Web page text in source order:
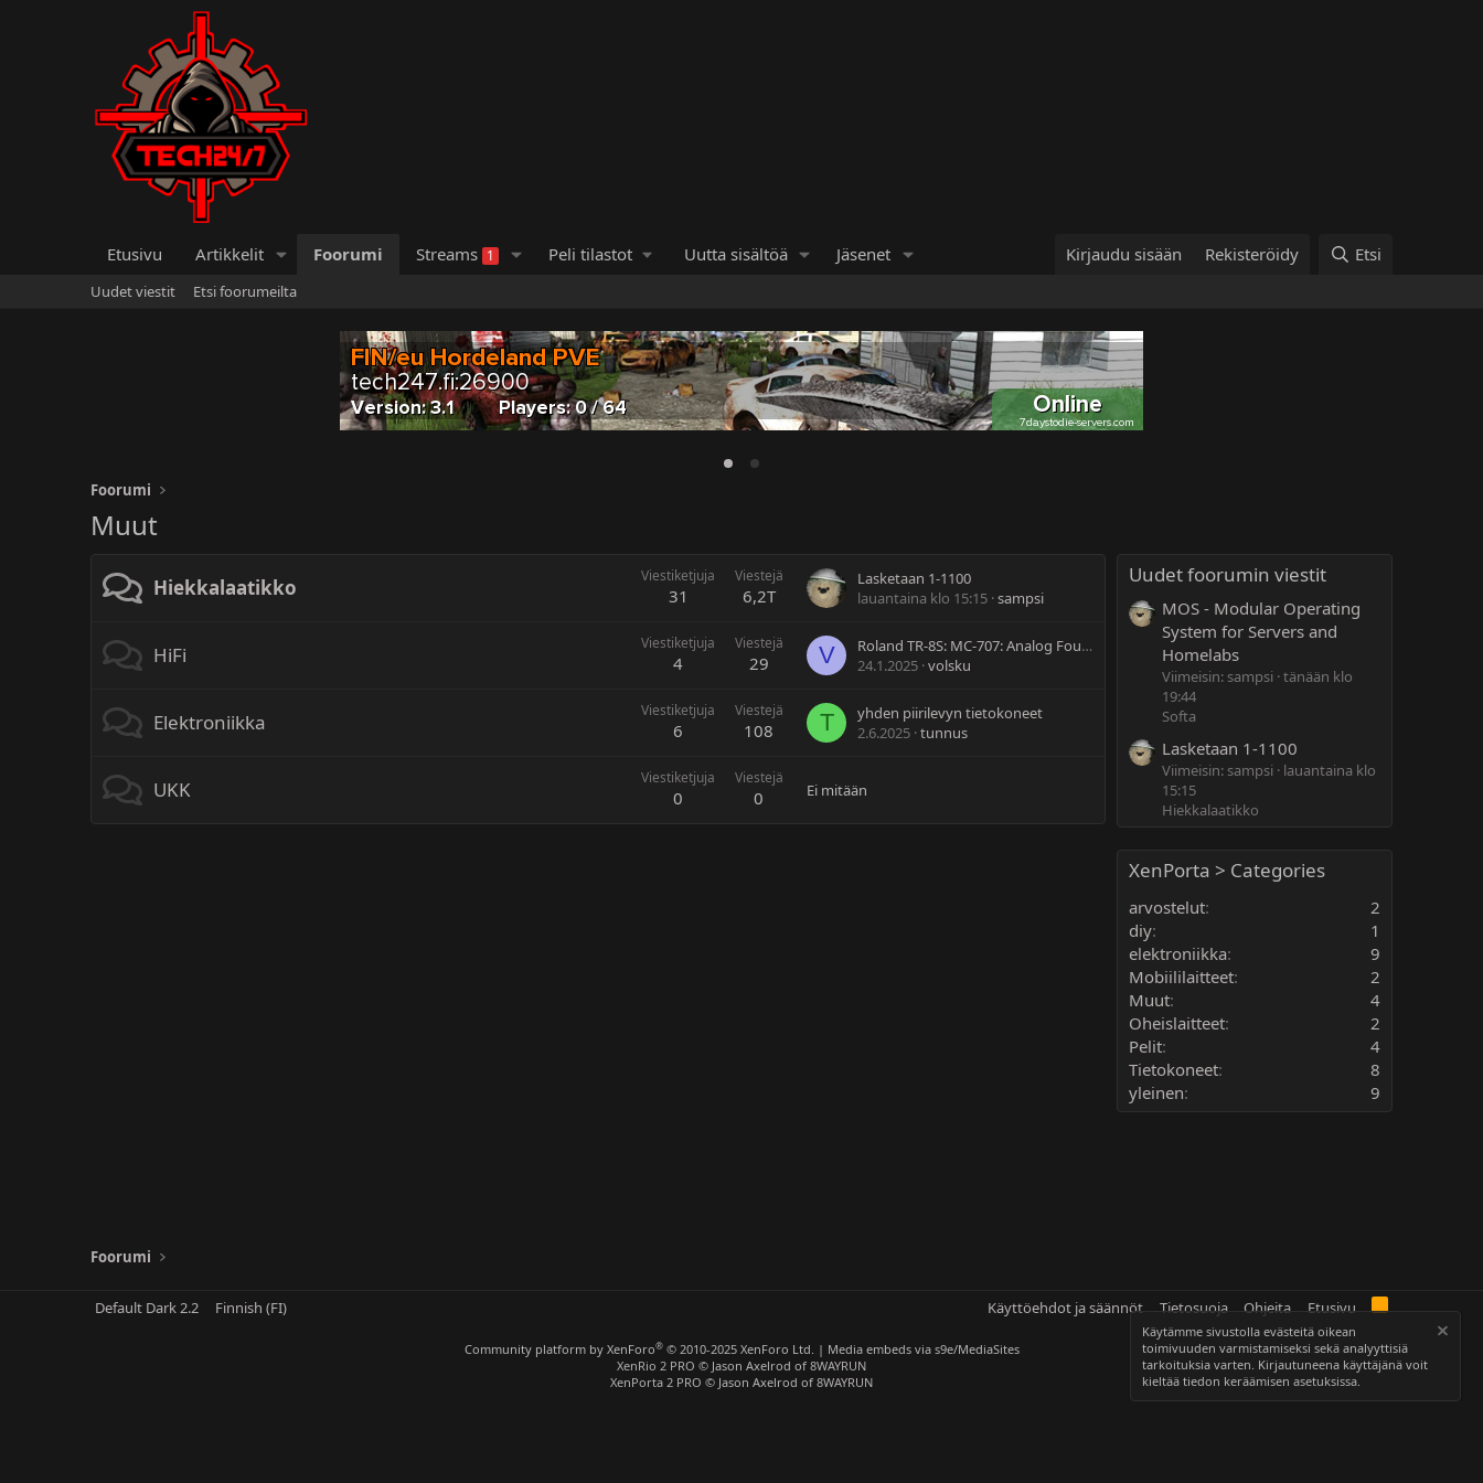
Etusivu Artikkelit Foorumi Streams 1 Peli tilastot Uutta sisältöä Jäsenet Kirjaudu sisään Rekisteröidy Etsi
Uudet viestit Etsi foorumeilta
Foorumi
Muut
Hiekkalaatikko Viestiketjuja
31
Viestejä
6,2T
Lasketaan 1-1100
lauantaina klo 15:15 sampsi
HiFi Viestiketjuja
4
Viestejä
29 V
Roland TR-8S: MC-707: Analog Four MK2: System-1
24.1.2025 volsku
Elektroniikka Viestiketjuja
6
Viestejä
108 T
yhden piirilevyn tietokoneet
2.6.2025 tunnus
UKK Viestiketjuja
0
Viestejä
0 Ei mitään
Uudet foorumin viestit
MOS - Modular Operating
System for Servers and
Homelabs
Viimeisin: sampsi tänään klo
19:44
Softa
Lasketaan 1-1100
Viimeisin: sampsi
lauantaina klo
15:15
Hiekkalaatikko
XenPorta > Categories
arvostelut
2
diy
1
elektroniikka
9
Mobiililaitteet
2
Muut
4
Oheislaitteet
2
Pelit
4
Tietokoneet
8
yleinen
9
Foorumi
Default Dark 2.2 Finnish (FI) Käyttöehdot ja säännöt Tietosuoja Ohjeita Etusivu
Community platform by XenForo® © 2010-2025 XenForo Ltd. | Media embeds via s9e/MediaSites
XenRio 2 PRO © Jason Axelrod of 8WAYRUN
XenPorta 2 PRO © Jason Axelrod of 8WAYRUN
Käytämme sivustolla evästeitä oikean
toimivuuden varmistamiseksi sekä analyyttisiä
tarkoituksia varten. Kirjautuneena käyttäjänä voit
kieltää tiedon keräämisen asetuksissa.